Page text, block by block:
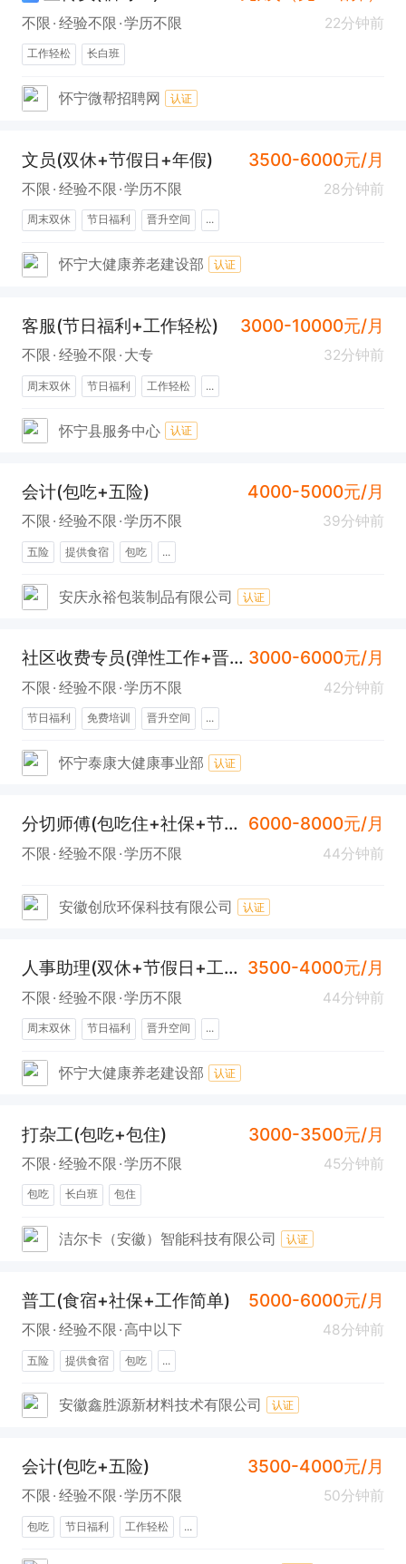
不限 经验不限 学历不限 22分钟前
工作轻松 长白班
怀宁微帮招聘网 认证
文员(双休+节假日+年假) 3500-6000元/月
不限 经验不限 学历不限 28分钟前
周末双休 节日福利 晋升空间 ...
怀宁大健康养老建设部 认证
客服(节日福利+工作轻松) 3000-10000元/月
不限 经验不限 大专 32分钟前
周末双休 节日福利 工作轻松 ...
怀宁县服务中心 认证
会计(包吃+五险) 4000-5000元/月
不限 经验不限 学历不限 39分钟前
五险 提供食宿 包吃 ...
安庆永裕包装制品有限公司 认证
社区收费专员(弹性工作+晋升空间+法定节假日) 3000-6000元/月
不限 经验不限 学历不限 42分钟前
节日福利 免费培训 晋升空间 ...
怀宁泰康大健康事业部 认证
分切师傅(包吃住+社保+节日福利) 6000-8000元/月
不限 经验不限 学历不限 44分钟前
安徽创欣环保科技有限公司 认证
人事助理(双休+节假日+工作轻松) 3500-4000元/月
不限 经验不限 学历不限 44分钟前
周末双休 节日福利 晋升空间 ...
怀宁大健康养老建设部 认证
打杂工(包吃+包住) 3000-3500元/月
不限 经验不限 学历不限 45分钟前
包吃 长白班 包住
洁尔卡（安徽）智能科技有限公司 认证
普工(食宿+社保+工作简单) 5000-6000元/月
不限 经验不限 高中以下 48分钟前
五险 提供食宿 包吃 ...
安徽鑫胜源新材料技术有限公司 认证
会计(包吃+五险) 3500-4000元/月
不限 经验不限 学历不限 50分钟前
包吃 节日福利 工作轻松 ...